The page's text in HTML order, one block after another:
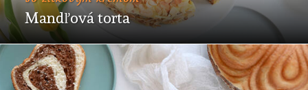
Mandľová torta